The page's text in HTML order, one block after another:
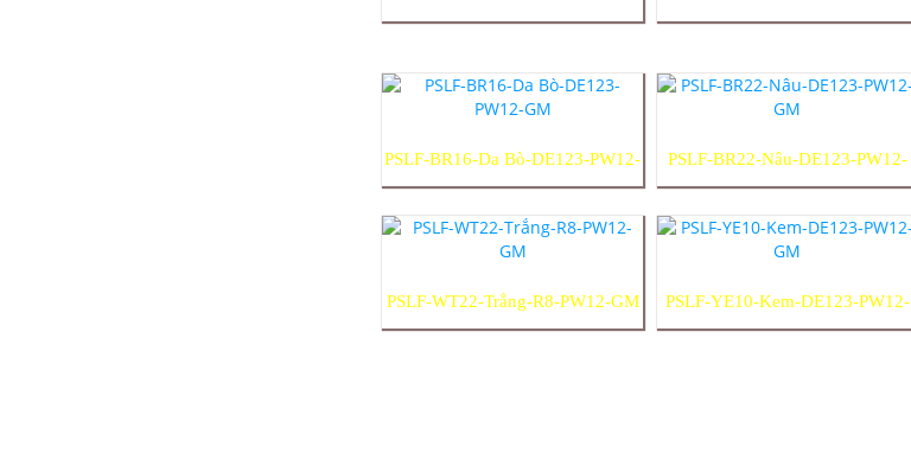
PSLF-BR16-Da Bò-DE123-PW12-
GM
PSLF-BR22-Nâu-DE123-PW12-
GM
PSLF-WT22-Trắng-R8-PW12-GM
PSLF-YE10-Kem-DE123-PW12-
GM